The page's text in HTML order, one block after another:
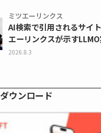
ミツエーリンクス
AI検索で引用されるサイ
エーリンクスが示す
2026.8.3
ウンロード